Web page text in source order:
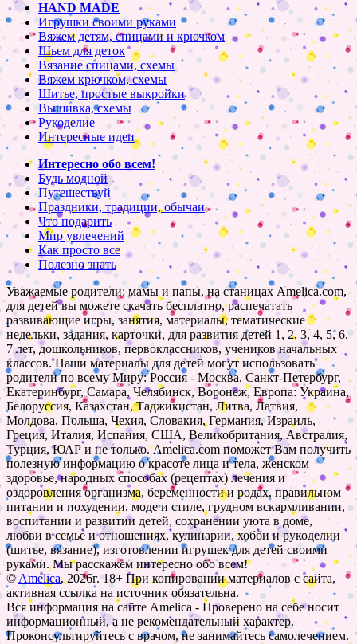
HAND MADE
Игрушки своими руками
Вяжем детям, спицами и крючком
Шьем для деток
Вязание спицами, схемы
Вяжем крючком, схемы
Шитье, простые выкройки
Вышивка, схемы
Рукоделие
Интересные идеи
Интересно обо всем!
Будь модной
Путешествуй
Праздники, традиции, обычаи
Что подарить
Мир увлечений
Как просто все
Полезно знать
Уважаемые родители: мамы и папы, на станицах Amelica.com,
для детей вы можете скачать бесплатно, распечатать
развивающие игры, занятия, материалы, тематические
недельки, задания, карточки, для развития детей 1, 2, 3, 4, 5, 6,
7 лет, дошкольников, первоклассников, учеников начальных
классов. Наши материалы для детей могут использовать
родители по всему Миру: Россия - Москва, Санкт-Петербург,
Екатеринбург, Самара, Челябинск, Воронеж, Европа: Украина,
Белоруссия, Казахстан, Таджикистан, Литва, Латвия,
Молдова, Польша, Чехия, Словакия, Германия, Израиль,
Греция, Италия, Испания, США, Великобритания, Австралия,
Турция, ЮАР и не только. Amelica.com поможет Вам получить
полезную информацию о красоте лица и тела, женском
здоровье, народных способах (рецептах) лечения и
оздоровления организма, беременности и родах, правильном
питании и похудении, моде и стиле, грудном вскармливании,
воспитании и развитии детей, сохранении уюта в доме,
любви в семье и отношениях, кулинарии, хобби и рукоделии
(шитье, вязание), изготовлении игрушек для детей своими
руками. Мы расскажем интересно обо всем!
©Amelica, 2026г. 18+ При копировании материалов с сайта,
активная ссылка на источник обязательна.
Вся информация на сайте Amelica - Проверено на себе носит
информационный, а не рекомендательный характер.
Проконсультируйтесь с врачом, не занимайтесь самолечением.